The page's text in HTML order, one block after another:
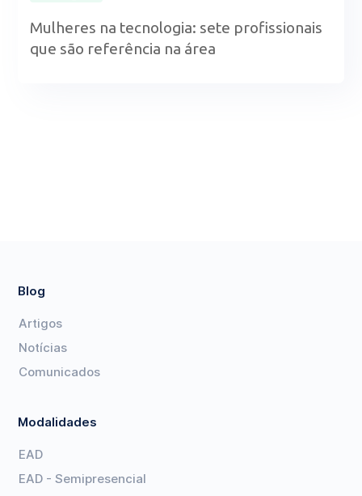
Mulheres na tecnologia: sete profissionais
que são referência na área
Blog
Artigos
Notícias
Comunicados
Modalidades
EAD
EAD - Semipresencial